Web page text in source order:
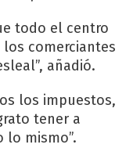
todo el centro
comerciantes
añadió.
los impuestos,
tener a
lo mismo”.